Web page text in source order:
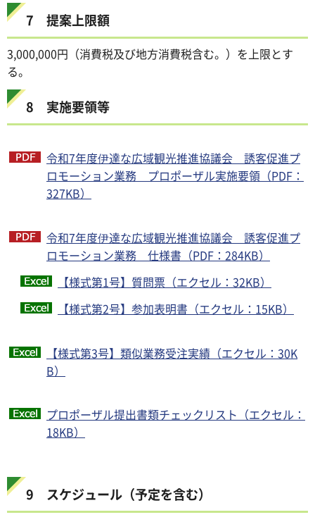
7 提案上限額
3,000,000円（消費税及び地方消費税含む。）を上限とす
る。
8 実施要領等
令和7年度伊達な広域観光推進協議会 誘客促進プ
ロモーション業務 プロポーザル実施要領（PDF：
327KB）
令和7年度伊達な広域観光推進協議会 誘客促進プ
ロモーション業務 仕様書（PDF：284KB）
【様式第1号】質問票（エクセル：32KB）
【様式第2号】参加表明書（エクセル：15KB）
【様式第3号】類似業務受注実績（エクセル：30K
B）
プロポーザル提出書類チェックリスト（エクセル：
18KB）
9 スケジュール（予定を含む）